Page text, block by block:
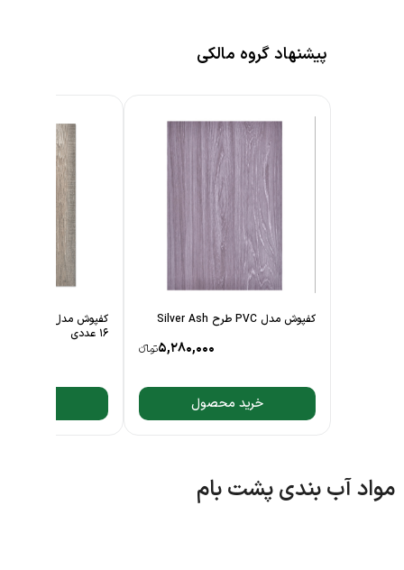
پیشنهاد گروه مالکی
کفپوش مدل PVC طرح Silver Ash
5,280,000تومانءء
خرید محصول
آب بندی پشت بام